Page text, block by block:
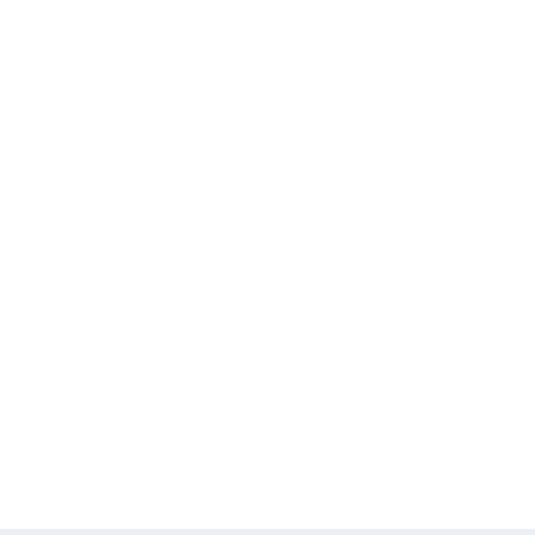
(TMR =
mitä
kulkeva
niitä
aikana, mutta
ja laadun
yleismittarina